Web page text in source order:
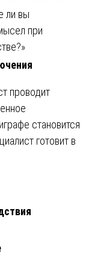
ли вы
при
проводит
становится
готовит в